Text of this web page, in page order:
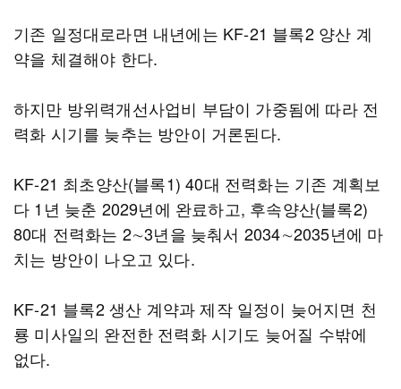
기존 일정대로라면 내년에는 KF-21 블록2 양산 계
약을 체결해야 한다.
하지만 방위력개선사업비 부담이 가중됨에 따라 전
력화 시기를 늦추는 방안이 거론된다.
KF-21 최초양산(블록1) 40대 전력화는 기존 계획보
다 1년 늦춘 2029년에 완료하고, 후속양산(블록2)
80대 전력화는 2∼3년을 늦춰서 2034∼2035년에 마
치는 방안이 나오고 있다.
KF-21 블록2 생산 계약과 제작 일정이 늦어지면 천
룡 미사일의 완전한 전력화 시기도 늦어질 수밖에
없다.